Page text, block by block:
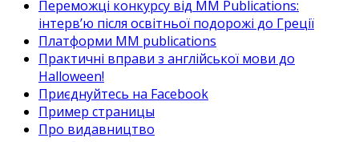
Переможці конкурсу від MM Publications:
інтерв’ю після освітньої подорожі до Греції
Платформи MM publications
Практичні вправи з англійської мови до
Halloween!
Приєднуйтесь на Facebook
Пример страницы
Про видавництво